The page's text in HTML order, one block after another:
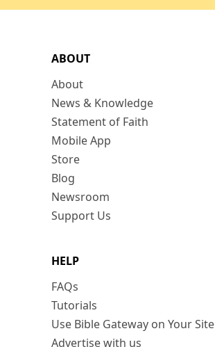
ABOUT
About
News & Knowledge
Statement of Faith
Mobile App
Store
Blog
Newsroom
Support Us
HELP
FAQs
Tutorials
Use Bible Gateway on Your Site
Advertise with us